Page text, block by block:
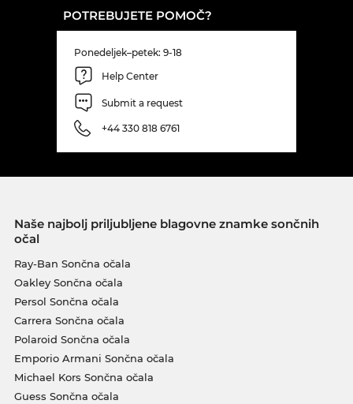
POTREBUJETE POMOČ?
Ponedeljek–petek: 9-18
Help Center
Submit a request
+44 330 818 6761
Naše najbolj priljubljene blagovne znamke sončnih
očal
Ray-Ban Sončna očala
Oakley Sončna očala
Persol Sončna očala
Carrera Sončna očala
Polaroid Sončna očala
Emporio Armani Sončna očala
Michael Kors Sončna očala
Guess Sončna očala